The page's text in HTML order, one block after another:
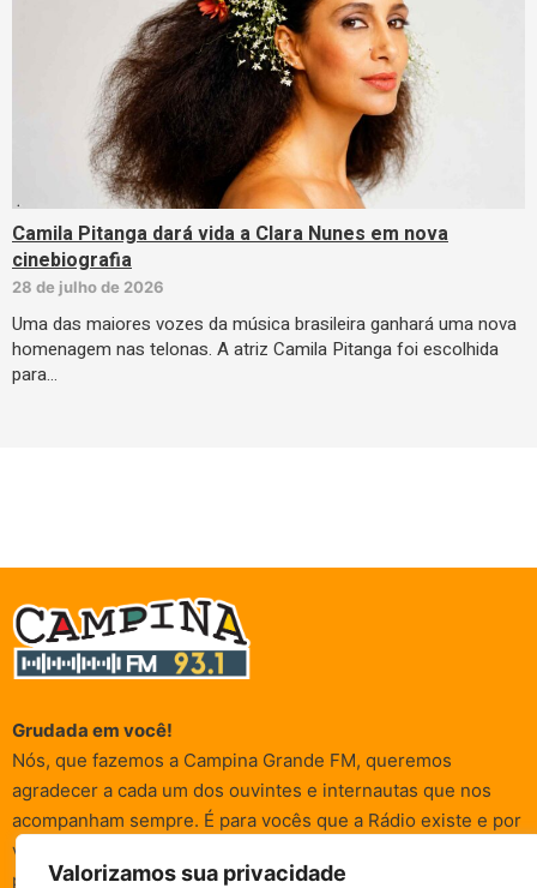
Valorizamos sua privacidade
Camila Pitanga dará vida a Clara Nunes em nova
cinebiografia
28 de julho de 2026
Uma das maiores vozes da música brasileira ganhará uma nova
homenagem nas telonas. A atriz Camila Pitanga foi escolhida
para…
Grudada em você!
Nós, que fazemos a Campina Grande FM, queremos
agradecer a cada um dos ouvintes e internautas que nos
acompanham sempre. É para vocês que a Rádio existe e por
vocês que as informações (informativas, de entretenimento,
promocionais e de conscientização) são realizadas.